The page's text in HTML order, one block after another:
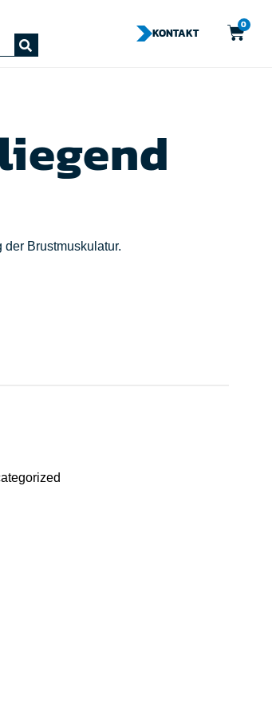
KONTAKT
0
Brustmuskulatur.